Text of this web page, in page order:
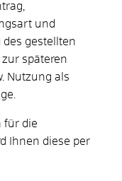
und
des gestellten
späteren
Nutzung als
für die
Ihnen diese per